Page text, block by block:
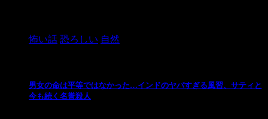
怖い話 恐ろしい 自然
男女の命は平等ではなかった…インドのヤバすぎる風習、サティと
今も続く名誉殺人